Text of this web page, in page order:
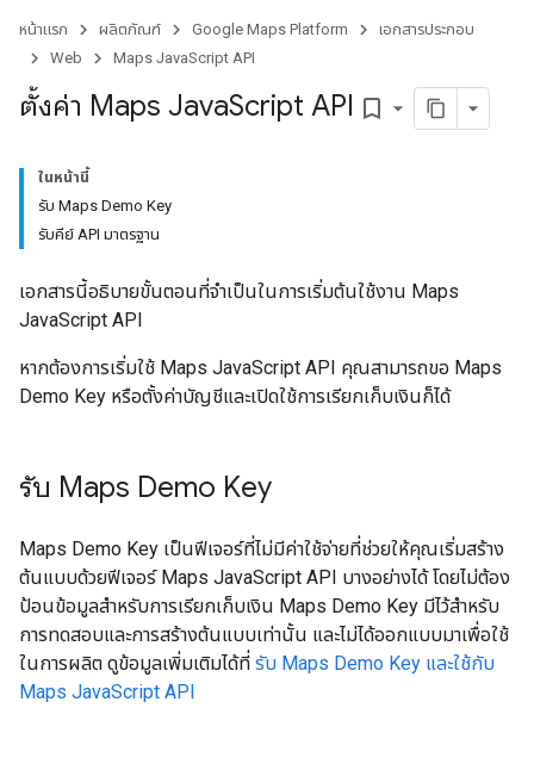
หน้าแรก ผลิตภัณฑ์ Google Maps Platform
เอกสารประกอบ
Web
Maps JavaScript API
ตั้งค่า Maps JavaScript API bookmark_border
ในหน้านี้
รับ Maps Demo Key
รับคีย์ API มาตรฐาน
เอกสารนี้อธิบายขั้นตอนที่จำเป็นในการเริ่มต้นใช้งาน Maps
JavaScript API
หากต้องการเริ่มใช้ Maps JavaScript API คุณสามารถขอ Maps
Demo Key หรือตั้งค่าบัญชีและเปิดใช้การเรียกเก็บเงินก็ได้
รับ Maps Demo Key
Maps Demo Key เป็นฟีเจอร์ที่ไม่มีค่าใช้จ่ายที่ช่วยให้คุณเริ่มสร้าง
ต้นแบบด้วยฟีเจอร์ Maps JavaScript API บางอย่างได้ โดยไม่ต้อง
ป้อนข้อมูลสำหรับการเรียกเก็บเงิน Maps Demo Key มีไว้สำหรับ
การทดสอบและการสร้างต้นแบบเท่านั้น และไม่ได้ออกแบบมาเพื่อใช้
ในการผลิต ดูข้อมูลเพิ่มเติมได้ที่ รับ Maps Demo Key และใช้กับ
Maps JavaScript API